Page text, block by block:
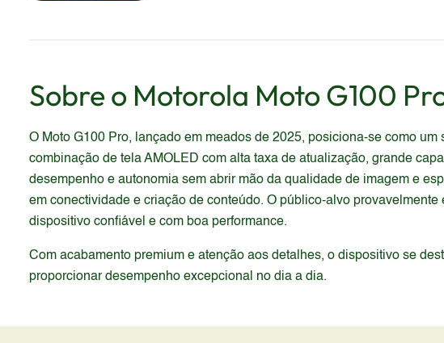
Sobre o Motorola Moto G100
O Moto G100 Pro, lançado em meados de 2025, posiciona-se como
combinação de tela AMOLED com alta taxa de atualização, grande
desempenho e autonomia sem abrir mão da qualidade de imagem e
em conectividade e criação de conteúdo. O público-alvo
dispositivo confiável e com boa performance.
Com acabamento premium e atenção aos detalhes, o dispositivo se
proporcionar desempenho excepcional no dia a dia.